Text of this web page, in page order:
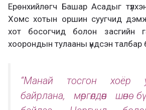
Ерөнхийлөгч Башар Асадыг
Хомс хотын оршин суугчид
хот босогчид болон засгийн
хоорондын тулааны үндсэн
“Манай тосгон хоёр
байрлана, мөргөлдөөн